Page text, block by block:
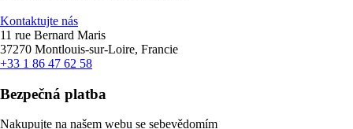
Kontaktujte nás
11 rue Bernard Maris
37270 Montlouis-sur-Loire, Francie
+33 1 86 47 62 58
Bezpečná platba
Nakupujte na našem webu se sebevědomím